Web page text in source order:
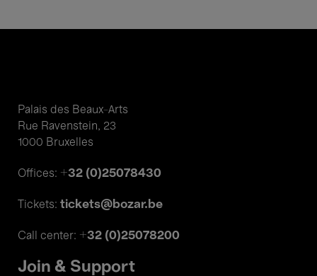
Palais des Beaux-Arts
Rue Ravenstein, 23
1000 Bruxelles
Offices: +32 (0)25078430
Tickets: tickets@bozar.be
Call center: +32 (0)25078200
Join & Support